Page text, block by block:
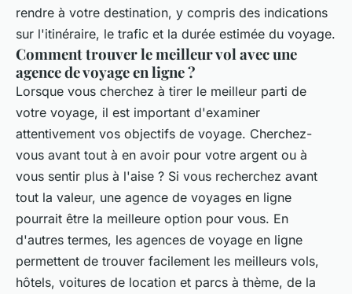
rendre à votre destination, y compris des indications
sur l'itinéraire, le trafic et la durée estimée du voyage.
Comment trouver le meilleur vol avec une
agence de voyage en ligne ?
Lorsque vous cherchez à tirer le meilleur parti de
votre voyage, il est important d'examiner
attentivement vos objectifs de voyage. Cherchez-
vous avant tout à en avoir pour votre argent ou à
vous sentir plus à l'aise ? Si vous recherchez avant
tout la valeur, une agence de voyages en ligne
pourrait être la meilleure option pour vous. En
d'autres termes, les agences de voyage en ligne
permettent de trouver facilement les meilleurs vols,
hôtels, voitures de location et parcs à thème, de la